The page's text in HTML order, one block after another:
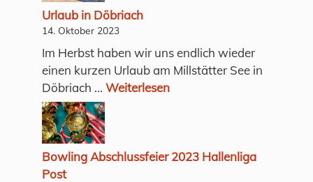
Urlaub in Döbriach
14. Oktober 2023
Im Herbst haben wir uns endlich wieder
einen kurzen Urlaub am Millstätter See in
Döbriach ... Weiterlesen
Bowling Abschlussfeier 2023 Hallenliga
Post